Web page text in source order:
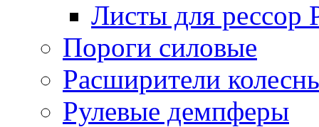
Листы для
Пороги силовые
Расширители
Рулевые демпферы